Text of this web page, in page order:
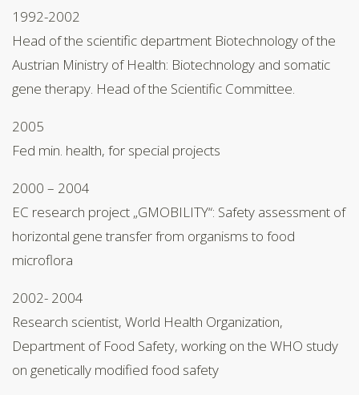
1992-2002
Head of the scientific department Biotechnology of the
Austrian Ministry of Health: Biotechnology and somatic
gene therapy. Head of the Scientific Committee.
2005
Fed min. health, for special projects
2000 – 2004
EC research project „GMOBILITY“: Safety assessment of
horizontal gene transfer from organisms to food
microflora
2002- 2004
Research scientist, World Health Organization,
Department of Food Safety, working on the WHO study
on genetically modified food safety